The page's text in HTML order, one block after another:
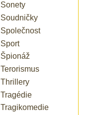
Sonety
Soudničky
Společnost
Sport
Špionáž
Terorismus
Thrillery
Tragédie
Tragikomedie